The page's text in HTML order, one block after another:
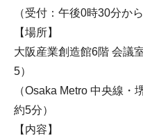
（受付：午後0時30分から
【場所】
大阪産業創造館6階 会議
5）
（Osaka Metro 中央線
約5分）
【内容】